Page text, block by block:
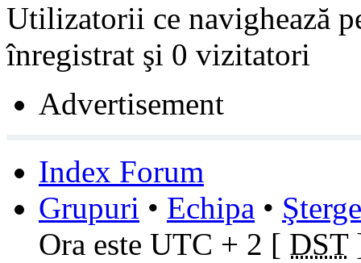
Utilizatorii ce navighează
înregistrat şi 0 vizitatori
Advertisement
Index Forum
Grupuri • Echipa •
Ora este UTC + 2 [ DST